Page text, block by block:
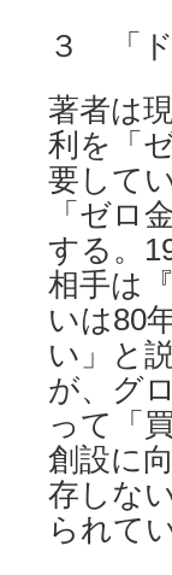
３ 「ド
著者は
利を「
要して
「ゼロ
する。
相手は
いは80
い」と
が、グ
って「
創設に
存しな
られて